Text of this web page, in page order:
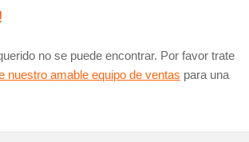
no se puede encontrar. Por favor trate
nuestro amable equipo de ventas para una